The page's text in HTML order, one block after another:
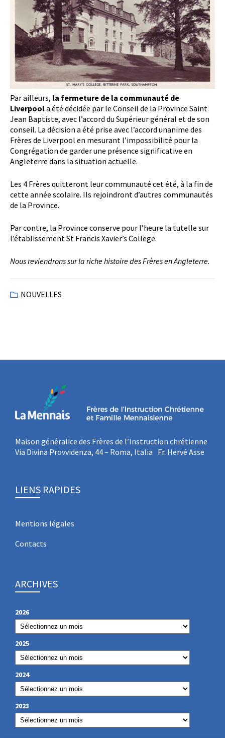
Par ailleurs, la fermeture de la communauté de
Liverpoola été décidée par le Conseil de la Province Saint
Jean Baptiste, avec l’accord du Supérieur général et de son
conseil. La décision a été prise avec l’accord unanime des
Frères de Liverpool en mesurant l’impossibilité pour la
Congrégation de garder une présence significative en
Angleterre dans la situation actuelle.
Les 4 Frères quitteront leur communauté cet été, à la fin de
cette année scolaire. Ils rejoindront d’autres communautés
de la Province.
Par contre, la Province conserve pour l’heure la tutelle sur
l’établissement St Francis Xavier’s College.
Nous reviendrons sur la riche histoire des Frères en Angleterre.
NOUVELLES
Maison généralice des Frères de l’Instruction chrétienne
Via Divina Provvidenza, 44 – Roma, Italia Fr. Hervé Asse
LIENS RAPIDES
Mentions légales
Contacts
ARCHIVES
2026
2025
2024
2023